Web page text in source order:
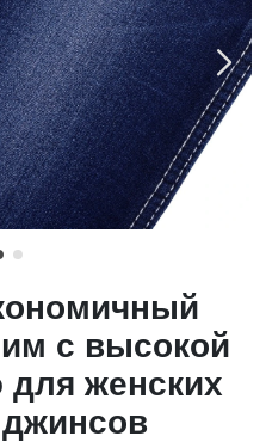
с высокой
для женских